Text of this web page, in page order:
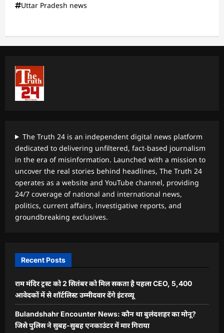
Uttar Pradesh news
The Truth 24 is an independent digital news platform
dedicated to delivering unfiltered, fact-based journalism
in the era of misinformation. Launched with a mission to
uncover the real stories behind headlines, The Truth 24
operates as a website and YouTube channel, providing
24/7 coverage of national and international news,
politics, current affairs, investigative reports, and
groundbreaking exclusives.
Recent Posts
राम मंदिर ट्रस्ट को 2 सितंबर को मिल सकता है पहला CEO, 5,400
आवेदकों में से शॉर्टलिस्ट उम्मीदवार देंगे इंटरव्यू
Bulandshahr Encounter News: कौन था बुलंदशहर का मोनू?
जिसे पुलिस ने सुबह-सुबह एनकाउंटर में मार गिराया